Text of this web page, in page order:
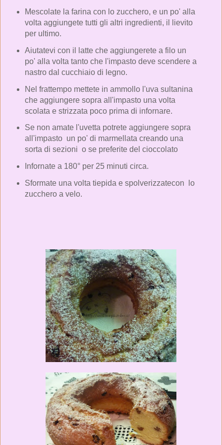
Mescolate la farina con lo zucchero, e un po' alla
volta aggiungete tutti gli altri ingredienti, il lievito
per ultimo.
Aiutatevi con il latte che aggiungerete a filo un
po' alla volta tanto che l'impasto deve scendere a
nastro dal cucchiaio di legno.
Nel frattempo mettete in ammollo l'uva sultanina
che aggiungere sopra all'impasto una volta
scolata e strizzata poco prima di infornare.
Se non amate l'uvetta potrete aggiungere sopra
all'impasto un po' di marmellata creando una
sorta di sezioni o se preferite del cioccolato
Infornate a 180° per 25 minuti circa.
Sformate una volta tiepida e spolverizzatecon lo
zucchero a velo.